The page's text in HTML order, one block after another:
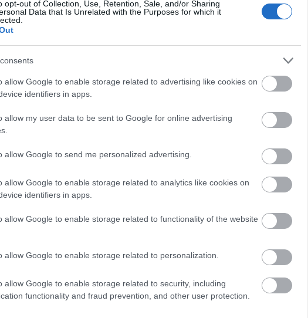
opt-out of Collection, Use, Retention, Sale, and/or Sharing
Data that Is Unrelated with the Purposes for which it
allow Google to enable storage related to advertising like cookies on
identifiers in apps.
allow my user data to be sent to Google for online advertising
allow Google to send me personalized advertising.
allow Google to enable storage related to analytics like cookies on
identifiers in apps.
allow Google to enable storage related to functionality of the website
allow Google to enable storage related to personalization.
allow Google to enable storage related to security, including
functionality and fraud prevention, and other user protection.
sprint/C
km/F samt sprint/F
dubbeljakt (5+5 och 10+10 km) samt 10 + 15 km/F